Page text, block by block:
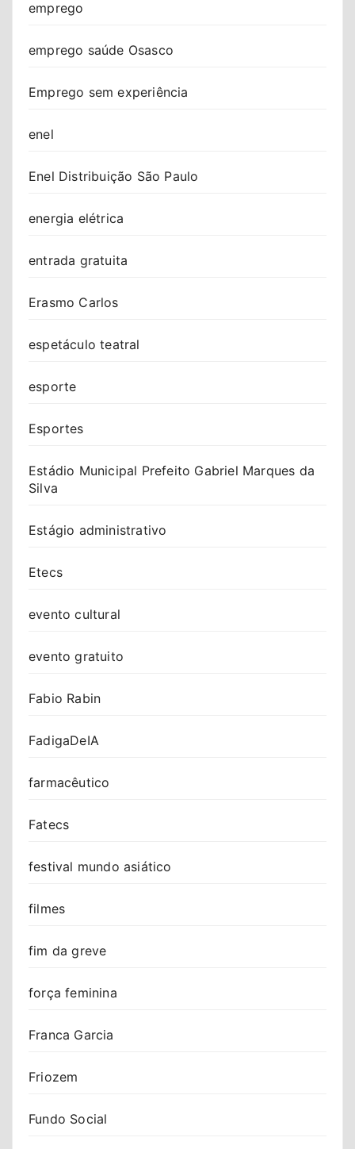
emprego
emprego saúde Osasco
Emprego sem experiência
enel
Enel Distribuição São Paulo
energia elétrica
entrada gratuita
Erasmo Carlos
espetáculo teatral
esporte
Esportes
Estádio Municipal Prefeito Gabriel Marques da
Silva
Estágio administrativo
Etecs
evento cultural
evento gratuito
Fabio Rabin
FadigaDeIA
farmacêutico
Fatecs
festival mundo asiático
filmes
fim da greve
força feminina
Franca Garcia
Friozem
Fundo Social